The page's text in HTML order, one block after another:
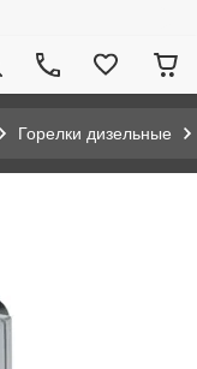
Горелки дизельные